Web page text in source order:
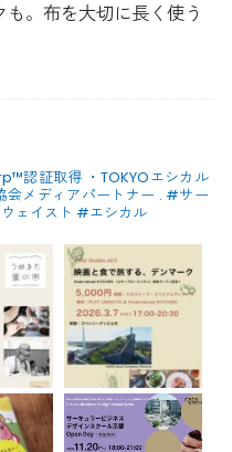
。布を大切に長く使う
認証取得 ・TOKYOエシカル
会メディアパートナー . #サー
ェイスト #エシカル